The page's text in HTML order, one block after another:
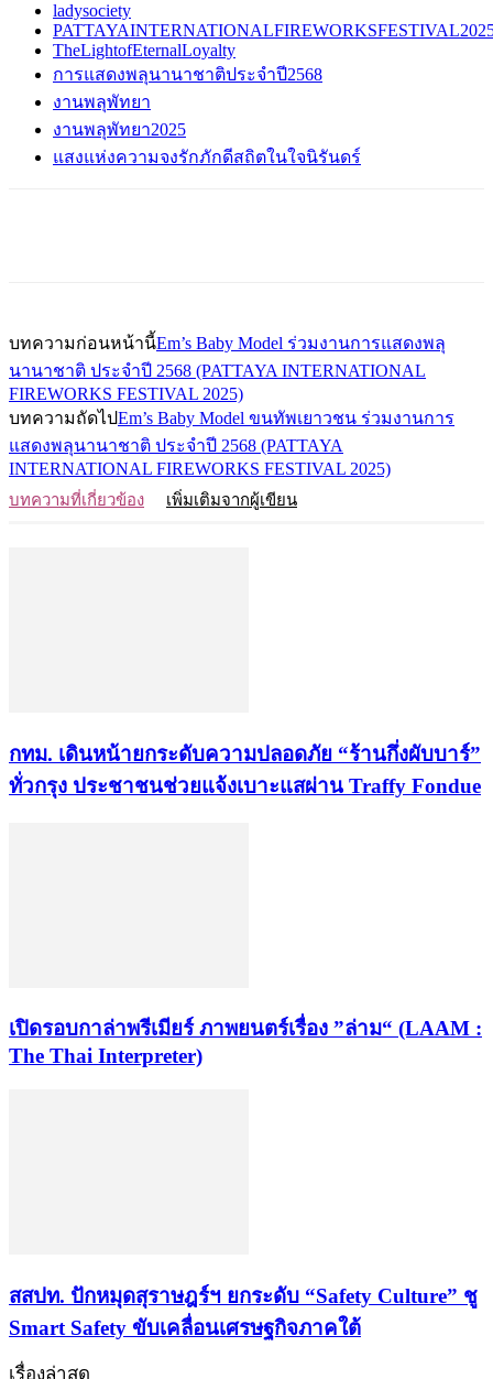
ladysociety
TheLightofEternalLoyalty
การแสดงพลุนานาชาติประจำปี2568
งานพลุพัทยา
งานพลุพัทยา2025
แสงแห่งความจงรักภักดีสถิตในใจนิรันดร์
บทความก่อนหน้านี้Em’s Baby Model ร่วมงานการแสดงพลุ
นานาชาติ ประจำปี 2568 (PATTAYA INTERNATIONAL
FIREWORKS FESTIVAL 2025)
บทความถัดไปEm’s Baby Model ขนทัพเยาวชน ร่วมงานการ
แสดงพลุนานาชาติ ประจำปี 2568 (PATTAYA
INTERNATIONAL FIREWORKS FESTIVAL 2025)
บทความที่เกี่ยวข้อง เพิ่มเติมจากผู้เขียน
กทม. เดินหน้ายกระดับความปลอดภัย “ร้านกึ่งผับบาร์”
ทั่วกรุง ประชาชนช่วยแจ้งเบาะแสผ่าน Traffy Fondue
เปิดรอบกาล่าพรีเมียร์ ภาพยนตร์เรื่อง ”ล่าม“ (LAAM :
The Thai Interpreter)
สสปท. ปักหมุดสุราษฎร์ฯ ยกระดับ “Safety Culture” ชู
Smart Safety ขับเคลื่อนเศรษฐกิจภาคใต้
เรื่องล่าสุด